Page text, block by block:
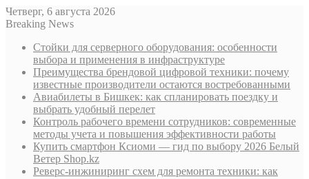
Четверг, 6 августа 2026
Breaking News
Стойки для серверного оборудования: особенности
выбора и применения в инфраструктуре
Преимущества брендовой цифровой техники: почему
известные производители остаются востребованными
Авиабилеты в Бишкек: как спланировать поездку и
выбрать удобный перелет
Контроль рабочего времени сотрудников: современные
методы учета и повышения эффективности работы
Купить смартфон Ксиоми — гид по выбору 2026 Белый
Ветер Shop.kz
Реверс-инжиниринг схем для ремонта техники: как